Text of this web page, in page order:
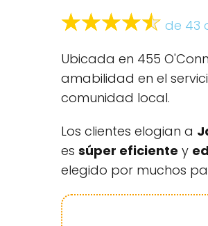
de 43
Ubicada en 455
amabilidad en el
comunidad local.
Los clientes elogian a
es súper eficiente y
elegido por muchos